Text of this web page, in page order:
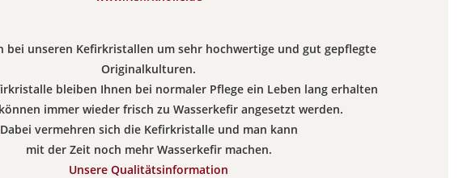
bei unseren Kefirkristallen um sehr hochwertige und gut gepflegte
Originalkulturen.
bleiben Ihnen bei normaler Pflege ein Leben lang erhalten
immer wieder frisch zu Wasserkefir angesetzt werden.
Dabei vermehren sich die Kefirkristalle und man kann
mit der Zeit noch mehr Wasserkefir machen.
Unsere Qualitätsinformation